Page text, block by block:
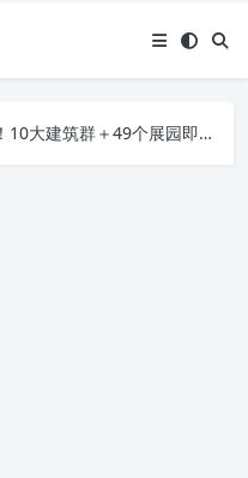
，压缩后仅738M，覆盖全场景技能
建筑群＋49个展园即将亮相！
筑群＋49个展园即将亮相！